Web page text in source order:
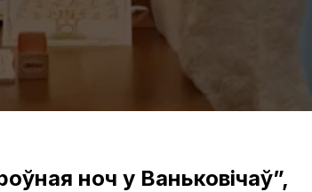
ноч у Ваньковічаў”,